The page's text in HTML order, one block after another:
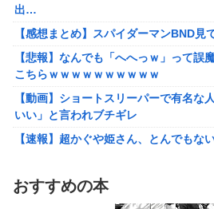
ムの敵ｗｗｗｗｗ
【艦これ】デイス 他
【艦これ】けーかいじん 他
【画像】避難所のリアル、レベチｗｗ
ｗｗ
【悲報】財務省のエース、左遷へ。官
かったから」
ワイ「子供2人目欲しいんやが、、、
【悲報】Google、Geminiのせいで史上
フローに陥る
出…
【感想まとめ】スパイダーマンBND見
【悲報】なんでも「へへっｗ」って誤
こちらｗｗｗｗｗｗｗｗｗｗ
【動画】ショートスリーパーで有名な
いい」と言われブチギレ
【速報】超かぐや姫さん、とんでもな
【艦これ】イベントぼちぼち終わらせ
ったらみんな何してる？
おすすめの本